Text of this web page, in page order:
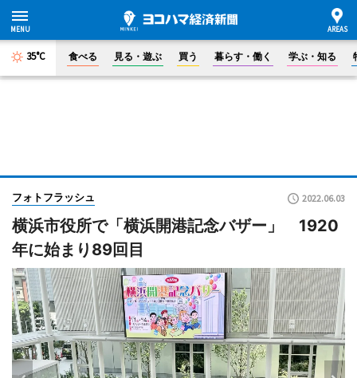
35°C 食べる 見る・遊ぶ 買う 暮らす・働く 学ぶ・知る
フォトフラッシュ 2022.06.03
横浜市役所で「横浜開港記念バザー」 1920
年に始まり89回目